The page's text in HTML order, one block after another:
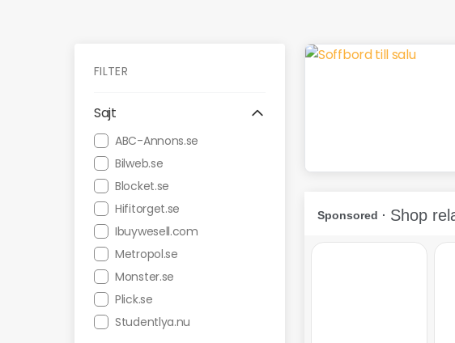
FILTER
Sajt
ABC-Annons.se
Bilweb.se
Blocket.se
Hifitorget.se
Ibuywesell.com
Metropol.se
Monster.se
Plick.se
Studentlya.nu